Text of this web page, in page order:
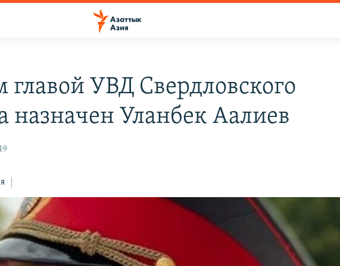
УВД Свердловского
назначен Уланбек Аалиев